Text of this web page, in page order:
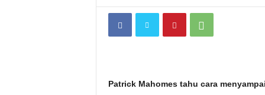
i
Patrick Mahomes tahu cara